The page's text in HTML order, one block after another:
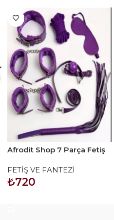
Afrodit Shop 7 Parça Fetiş
FETİŞ VE FANTEZİ
₺720